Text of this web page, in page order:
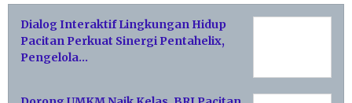
Dialog Interaktif Lingkungan Hidup
Pacitan Perkuat Sinergi Pentahelix,
Pengelola…